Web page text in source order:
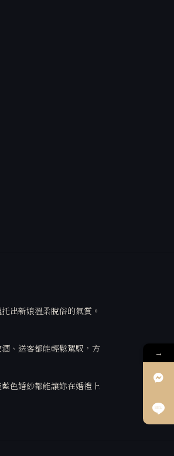
出新娘溫柔脫俗的氣質。
、送客都能輕鬆駕馭，方
色婚紗都能讓妳在婚禮上
→